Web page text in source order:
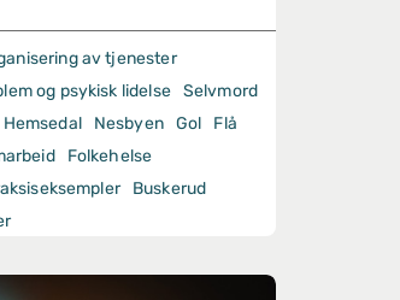
av tjenester
og psykisk lidelse Selvmord
Hemsedal Nesbyen Gol
Flå
Folkehelse
Buskerud